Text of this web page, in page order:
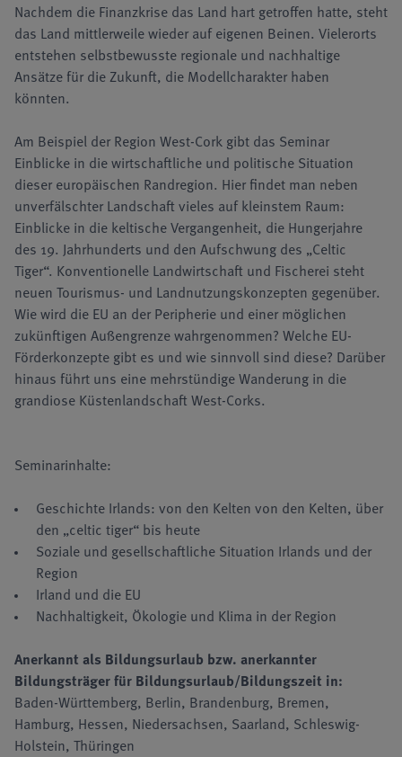
Nachdem die Finanzkrise das Land hart getroffen hatte, steht
das Land mittlerweile wieder auf eigenen Beinen. Vielerorts
entstehen selbstbewusste regionale und nachhaltige
Ansätze für die Zukunft, die Modellcharakter haben
könnten.
Am Beispiel der Region West-Cork gibt das Seminar
Einblicke in die wirtschaftliche und politische Situation
dieser europäischen Randregion. Hier findet man neben
unverfälschter Landschaft vieles auf kleinstem Raum:
Einblicke in die keltische Vergangenheit, die Hungerjahre
des 19. Jahrhunderts und den Aufschwung des „Celtic
Tiger“. Konventionelle Landwirtschaft und Fischerei steht
neuen Tourismus- und Landnutzungskonzepten gegenüber.
Wie wird die EU an der Peripherie und einer möglichen
zukünftigen Außengrenze wahrgenommen? Welche EU-
Förderkonzepte gibt es und wie sinnvoll sind diese? Darüber
hinaus führt uns eine mehrstündige Wanderung in die
grandiose Küstenlandschaft West-Corks.
Seminarinhalte:
Geschichte Irlands: von den Kelten von den Kelten, über
den „celtic tiger“ bis heute
Soziale und gesellschaftliche Situation Irlands und der
Region
Irland und die EU
Nachhaltigkeit, Ökologie und Klima in der Region
Anerkannt als Bildungsurlaub bzw. anerkannter
Bildungsträger für Bildungsurlaub/Bildungszeit in:
Baden-Württemberg, Berlin, Brandenburg, Bremen,
Hamburg, Hessen, Niedersachsen, Saarland, Schleswig-
Holstein, Thüringen